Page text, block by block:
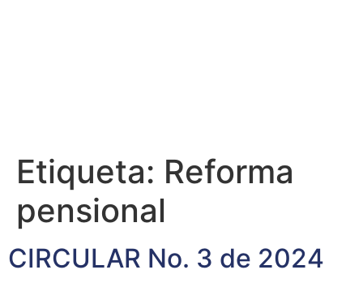
Etiqueta: Reforma
pensional
CIRCULAR No. 3 de 2024